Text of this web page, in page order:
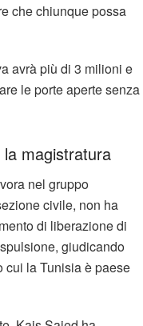
che chiunque possa
avrà più di 3 milioni e
le porte aperte senza
magistratura
nel gruppo
civile, non ha
di liberazione di
giudicando
cui la Tunisia è paese